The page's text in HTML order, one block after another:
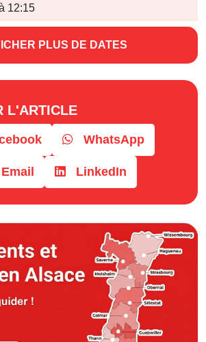
12:15
PLUS DE DATES
L'ARTICLE
WhatsApp
Email LinkedIn